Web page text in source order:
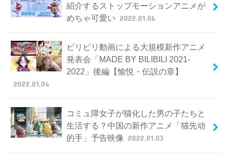
紹介するストップモーションアニメが
めちゃ可愛い 2022.01.06
ビリビリ動画による大規模新作アニメ
発表会「MADE BY BILIBILI 2021-
2022」後編【愉悦・伝説の章】
2022.01.04
コミュ障女子が猫化した男の子たちと
生活する？中国の新作アニメ「猫先动
的手」予告映像
2022.01.03